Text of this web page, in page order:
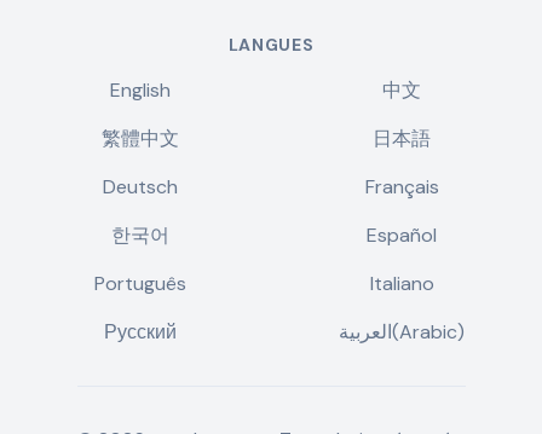
LANGUES
English
中文
繁體中文
日本語
Deutsch
Français
한국어
Español
Português
Italiano
Русский
العربية(Arabic)